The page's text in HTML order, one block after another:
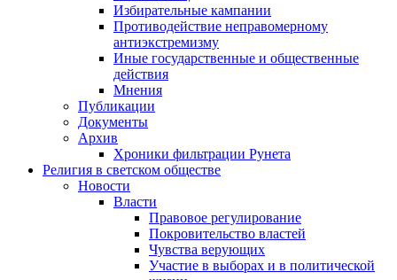
Избирательные кампании
Противодействие неправомерному
антиэкстремизму
Иные государственные и общественные
действия
Мнения
Публикации
Документы
Архив
Хроники фильтрации Рунета
Религия в светском обществе
Новости
Власти
Правовое регулирование
Покровительство властей
Чувства верующих
Участие в выборах и в политической